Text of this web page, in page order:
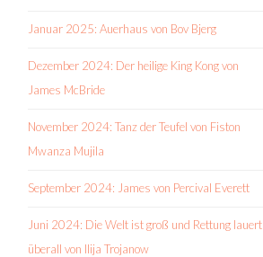
Januar 2025: Auerhaus von Bov Bjerg
Dezember 2024: Der heilige King Kong von
James McBride
November 2024: Tanz der Teufel von Fiston
Mwanza Mujila
September 2024: James von Percival Everett
Juni 2024: Die Welt ist groß und Rettung lauert
überall von Ilija Trojanow